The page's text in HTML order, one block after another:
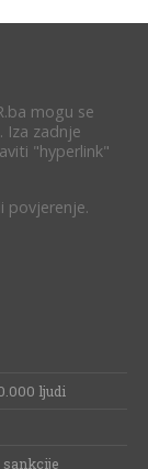
mogu se
Iza zadnje
"hyperlink"
povjerenje.
ljudi